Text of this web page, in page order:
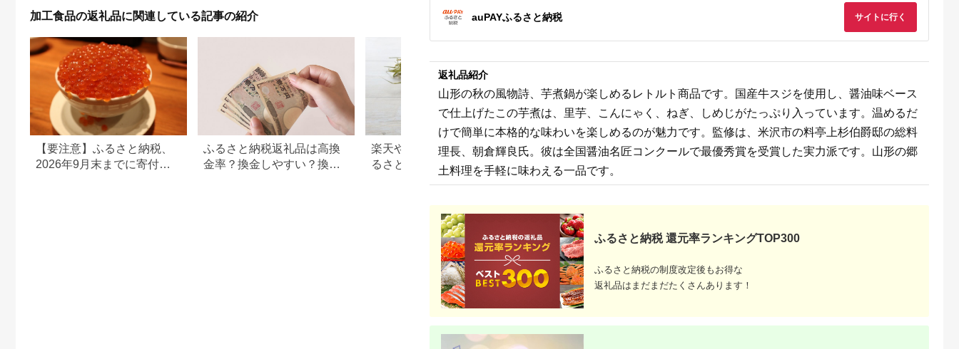
供 チューブタイ
プ]|23_agv-040301
やすい 健康維持 体づ
くり サポート 島根県
雲南市/株式会社ベル
ク [AIDW001]
定期便
加工食品の返礼品に関連している記事の紹介
【要注意】ふるさと納税、
2026年9月末までに寄付し
ふるさと納税返礼品は高換
金率？換金しやすい？換金
楽天やふるなびで人気！ふ
るさと納税「3,000円」の返
青森県 板柳町のふるさと納
税のご紹介
auPAYふるさと納税 サイトに行く
返礼品紹介
山形の秋の風物詩、芋煮鍋が楽しめるレトルト商品です。国産牛スジを使用し、醤油味ベース
で仕上げたこの芋煮は、里芋、こんにゃく、ねぎ、しめじがたっぷり入っています。温めるだ
けで簡単に本格的な味わいを楽しめるのが魅力です。監修は、米沢市の料亭上杉伯爵邸の総料
理長、朝倉輝良氏。彼は全国醤油名匠コンクールで最優秀賞を受賞した実力派です。山形の郷
土料理を手軽に味わえる一品です。
ふるさと納税 還元率ランキングTOP300
ふるさと納税の制度改定後もお得な
返礼品はまだまだたくさんあります！